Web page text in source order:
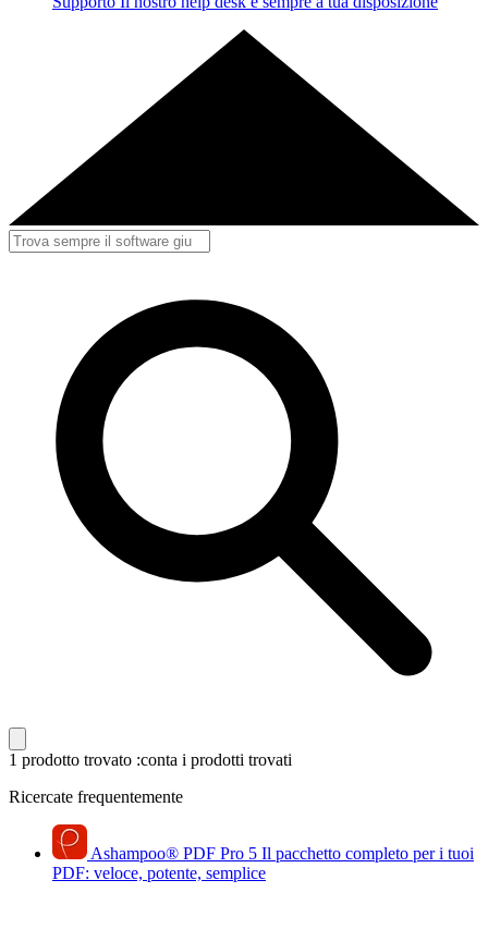
1 prodotto trovato :conta i prodotti trovati
Ricercate frequentemente
Ashampoo® PDF Pro 5 Il pacchetto completo per i tuoi
PDF: veloce, potente, semplice